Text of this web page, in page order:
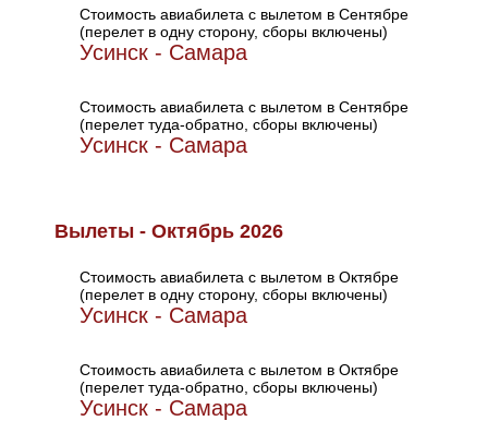
Стоимость авиабилета с вылетом в Сентябре
(перелет в одну сторону, сборы включены)
Усинск - Самара
Стоимость авиабилета с вылетом в Сентябре
(перелет туда-обратно, сборы включены)
Усинск - Самара
Вылеты - Октябрь 2026
Стоимость авиабилета с вылетом в Октябре
(перелет в одну сторону, сборы включены)
Усинск - Самара
Стоимость авиабилета с вылетом в Октябре
(перелет туда-обратно, сборы включены)
Усинск - Самара